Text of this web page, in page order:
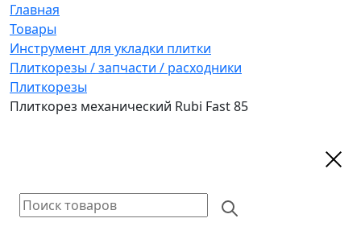
Главная
Товары
Инструмент для укладки плитки
Плиткорезы / запчасти / расходники
Плиткорезы
Плиткорез механический Rubi Fast 85